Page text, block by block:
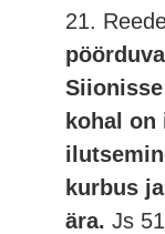
21.
kohal
kurbus
ära.Js